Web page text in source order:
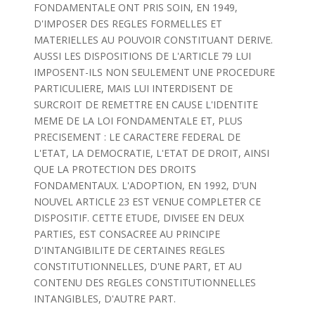
FONDAMENTALE ONT PRIS SOIN, EN 1949,
D'IMPOSER DES REGLES FORMELLES ET
MATERIELLES AU POUVOIR CONSTITUANT DERIVE.
AUSSI LES DISPOSITIONS DE L'ARTICLE 79 LUI
IMPOSENT-ILS NON SEULEMENT UNE PROCEDURE
PARTICULIERE, MAIS LUI INTERDISENT DE
SURCROIT DE REMETTRE EN CAUSE L'IDENTITE
MEME DE LA LOI FONDAMENTALE ET, PLUS
PRECISEMENT : LE CARACTERE FEDERAL DE
L'ETAT, LA DEMOCRATIE, L'ETAT DE DROIT, AINSI
QUE LA PROTECTION DES DROITS
FONDAMENTAUX. L'ADOPTION, EN 1992, D'UN
NOUVEL ARTICLE 23 EST VENUE COMPLETER CE
DISPOSITIF. CETTE ETUDE, DIVISEE EN DEUX
PARTIES, EST CONSACREE AU PRINCIPE
D'INTANGIBILITE DE CERTAINES REGLES
CONSTITUTIONNELLES, D'UNE PART, ET AU
CONTENU DES REGLES CONSTITUTIONNELLES
INTANGIBLES, D'AUTRE PART.